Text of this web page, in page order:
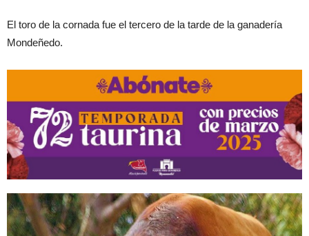
El toro de la cornada fue el tercero de la tarde de la ganadería
Mondeñedo.